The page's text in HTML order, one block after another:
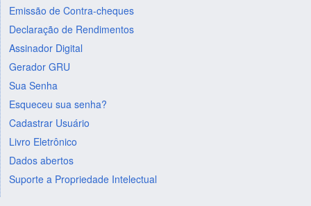
Emissão de Contra-cheques
Declaração de Rendimentos
Assinador Digital
Gerador GRU
Sua Senha
Esqueceu sua senha?
Cadastrar Usuário
Livro Eletrônico
Dados abertos
Suporte a Propriedade Intelectual